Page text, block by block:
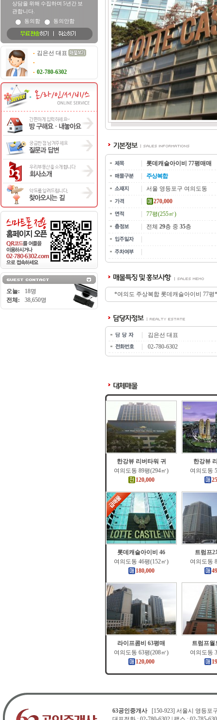
상담을 위해 수집하며 5년간 보
관합니다.
동의함
동의안함
김은선 대표
02-780-6302
오늘:
18명
전체:
38,650명
롯데캐슬아이비 77평매매
주상복합
서울 영등포구 여의도동
270,000
77평(255㎡)
전체 29층 중 35층
*여의도 주상복합 롯데캐슬아이비 77
김은선 대표
02-780-6302
한강뷰 리버타워 귀
여의도동 89평(294㎡)
120,000
한강뷰
여의도동
롯데캐슬아이비 46
여의도동 46평(152㎡)
180,000
트럼프2
여의도동
라이프콤비 63평매
여의도동 63평(208㎡)
120,000
트럼프월
여의도동
63공인중개사[150-923] 서울시 영등포